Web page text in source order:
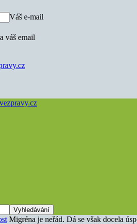
Váš e-mail
váš email
Migréna je neřád. Dá se však docela